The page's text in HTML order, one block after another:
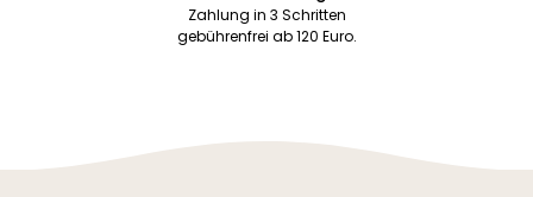
Zahlung in 3 Schritten
gebührenfrei ab 120 Euro.